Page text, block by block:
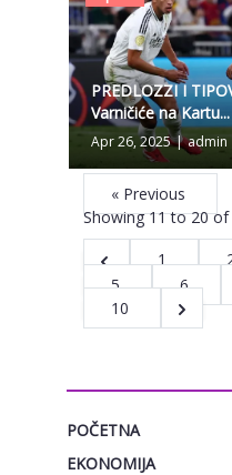
PREDLOZZI I
Varničiće na Kartu...
Apr 26, 2025 | admin
« Previous
Showing11to20of
1
5
6
10
POČETNA
EKONOMIJA